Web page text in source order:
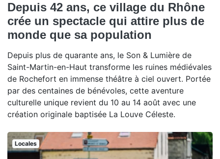
Depuis 42 ans, ce village du Rhône
crée un spectacle qui attire plus de
monde que sa population
Depuis plus de quarante ans, le Son & Lumière de
Saint-Martin-en-Haut transforme les ruines médiévales
de Rochefort en immense théâtre à ciel ouvert. Portée
par des centaines de bénévoles, cette aventure
culturelle unique revient du 10 au 14 août avec une
création originale baptisée La Louve Céleste.
Locales